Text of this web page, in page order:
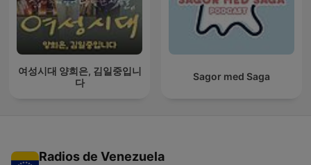
여성시대 양희은, 김일중입니
다
Sagor med Saga
Radios de Venezuela